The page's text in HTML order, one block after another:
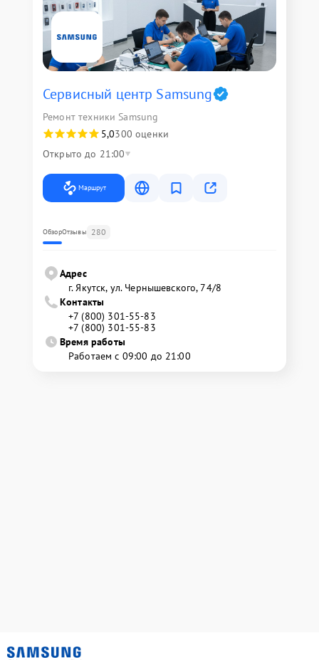
Сервисный центр Samsung
Ремонт техники Samsung
5,0300 оценки
Открыто до 21:00
Маршрут
ОбзорОтзывы 280
Адрес
г. Якутск, ул. Чернышевского, 74/8
Контакты
+7 (800) 301-55-83
+7 (800) 301-55-83
Время работы
Работаем с 09:00 до 21:00